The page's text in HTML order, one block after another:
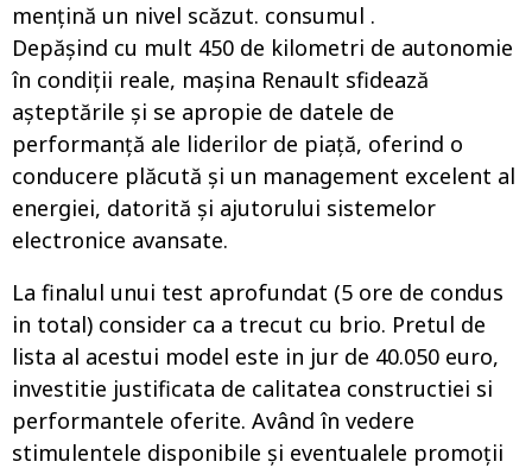
mențină un nivel scăzut. consumul .
Depășind cu mult 450 de kilometri de autonomie
în condiții reale, mașina Renault sfidează
așteptările și se apropie de datele de
performanță ale liderilor de piață, oferind o
conducere plăcută și un management excelent al
energiei, datorită și ajutorului sistemelor
electronice avansate.
La finalul unui test aprofundat (5 ore de condus
in total) consider ca a trecut cu brio. Pretul de
lista al acestui model este in jur de 40.050 euro,
investitie justificata de calitatea constructiei si
performantele oferite. Având în vedere
stimulentele disponibile și eventualele promoții